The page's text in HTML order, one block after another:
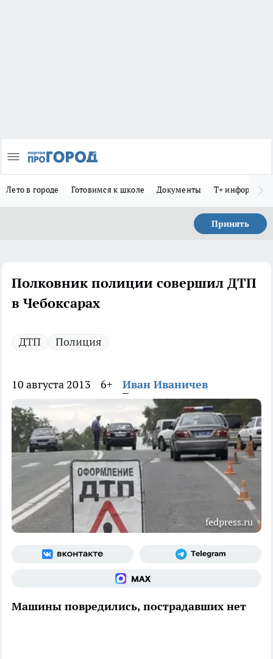
Лето в городе Готовимся к школе Документы Т+
Принять
Полковник полиции совершил ДТП
в Чебоксарах
ДТП Полиция
10 августа 2013 6+ Иван Иваничев
fedpress.ru
Машины повредились, пострадавших нет